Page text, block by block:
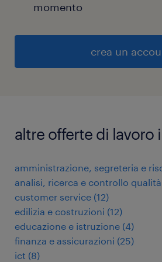
momento
crea un
altre offerte di lavoro
amministrazione, segreteria e
analisi, ricerca e controllo qualità
customer service (12)
edilizia e costruzioni (12)
educazione e istruzione (4)
finanza e assicurazioni (25)
ict (8)